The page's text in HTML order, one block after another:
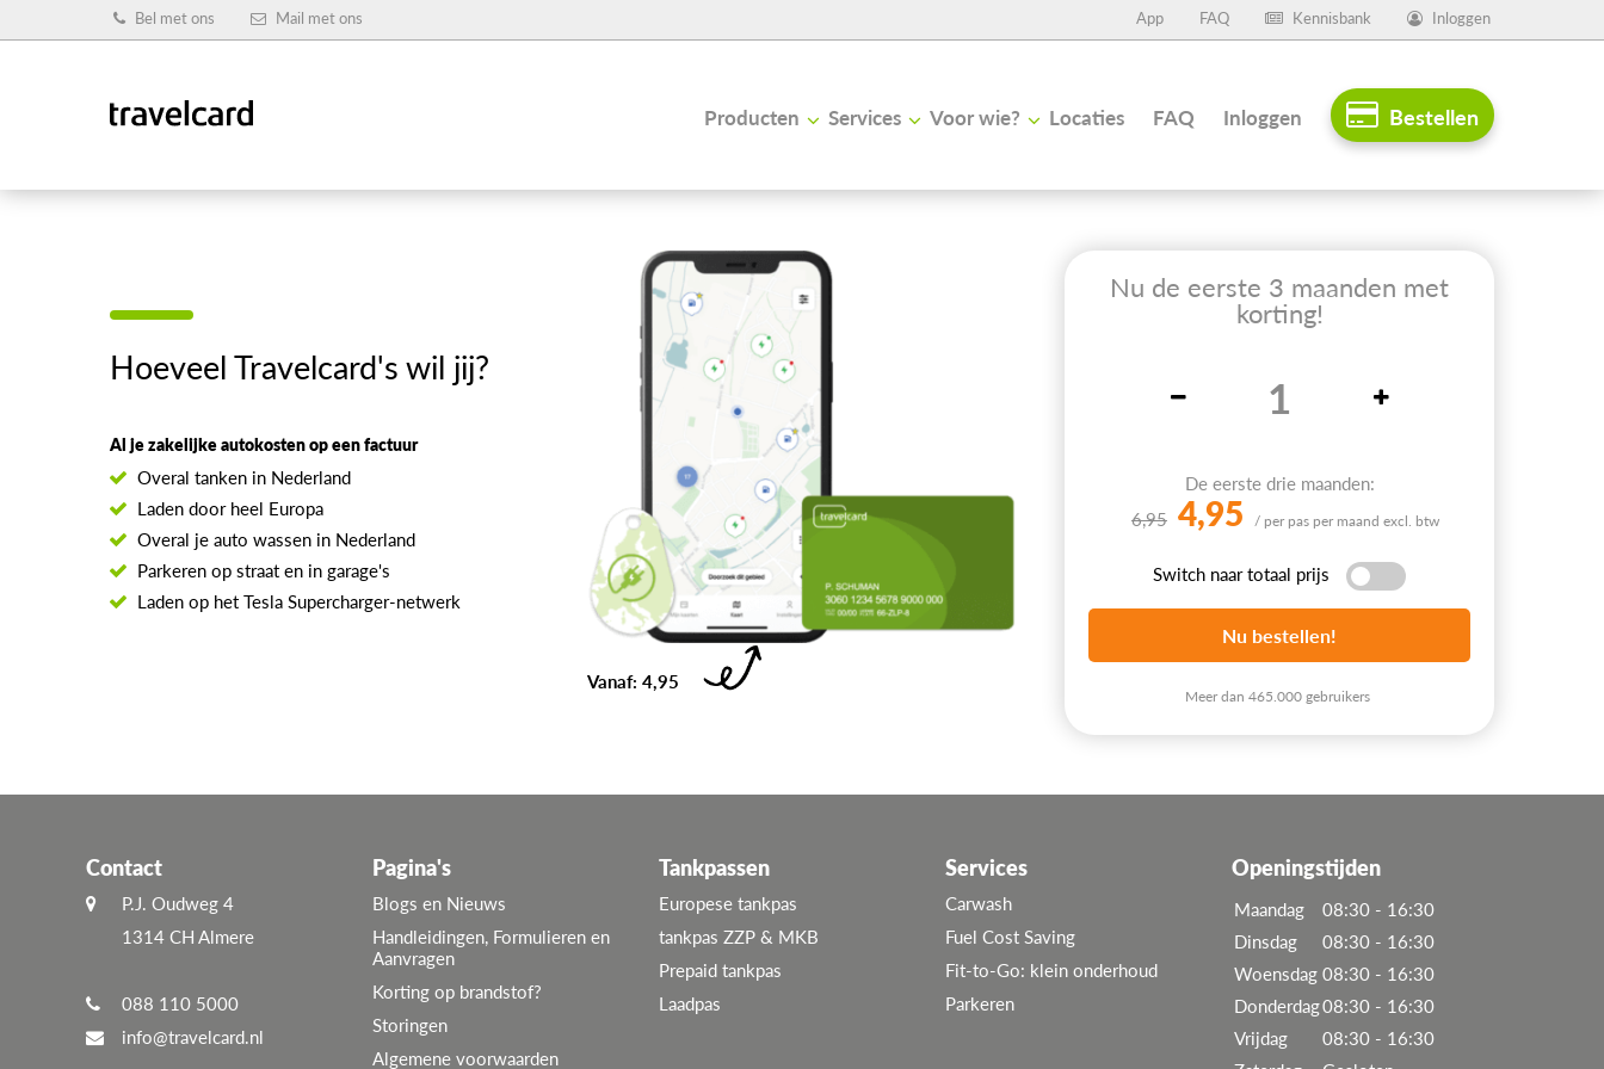
Bel met ons Mail met ons App FAQ Kennisbank Inloggen
Producten Services Voor wie? Locaties FAQ Inloggen Bestellen
Hoeveel Travelcard's wil jij?
Al je zakelijke autokosten op een factuur
Overal tanken in Nederland
Laden door heel Europa
Overal je auto wassen in Nederland
Parkeren op straat en in garage's
Laden op het Tesla Supercharger-netwerk
Vanaf: 4,95
Nu de eerste 3 maanden met
korting!
De eerste drie maanden:
6,95 4,95 / per pas per maand excl. btw
Switch naar totaal prijs
Nu bestellen!
Meer dan 465.000 gebruikers
Contact
P.J. Oudweg 4
1314 CH Almere
088 110 5000
info@travelcard.nl
Pagina's
Blogs en Nieuws
Handleidingen, Formulieren en
Aanvragen
Korting op brandstof?
Storingen
Algemene voorwaarden
Tankpassen
Europese tankpas
tankpas ZZP & MKB
Prepaid tankpas
Laadpas
Services
Carwash
Fuel Cost Saving
Fit-to-Go: klein onderhoud
Parkeren
Openingstijden
Maandag
08:30 - 16:30
Dinsdag
08:30 - 16:30
Woensdag 08:30 - 16:30
Donderdag08:30 - 16:30
Vrijdag
08:30 - 16:30